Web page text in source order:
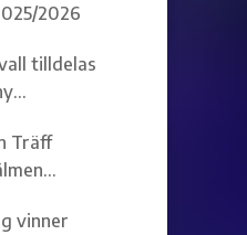
2026
tilldelas
Träff
vinner